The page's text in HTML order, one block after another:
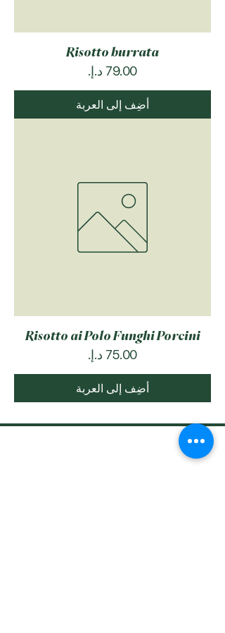
Risotto burrata
السعر
أضِف إلى العربة
Risotto ai Polo Funghi Porcini
السعر
أضِف إلى العربة